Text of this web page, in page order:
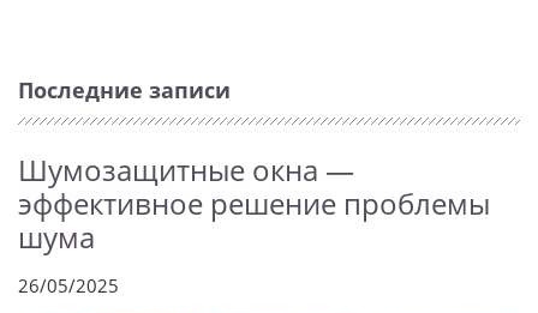
Последние записи
Шумозащитные окна —
эффективное решение проблемы
шума
26/05/2025